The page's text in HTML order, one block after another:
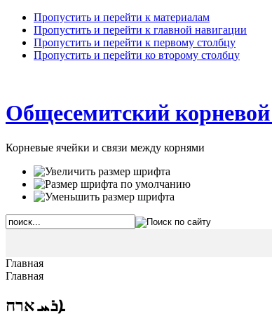
Пропустить и перейти к материалам
Пропустить и перейти к главной навигации
Пропустить и перейти к первому столбцу
Пропустить и перейти ко второму столбцу
Общесемитский
Корневые ячейки и связи между корнями
Главная
Главная
ܐܪܚ ארח